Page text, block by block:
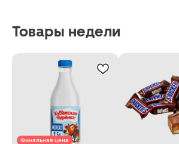
Товары недели
Финальная цена